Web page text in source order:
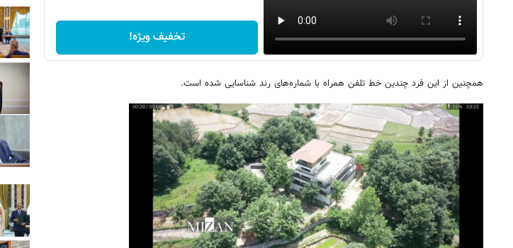
تخفیف ویژه!
همچنین از این فرد چندین خط تلفن همراه با شماره‌های رند شناسایی شده است.